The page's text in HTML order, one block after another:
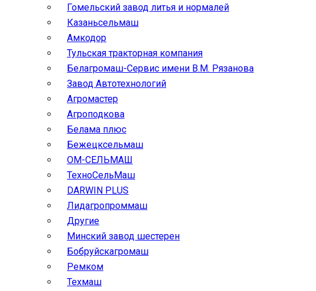
Гомельский завод литья и нормалей
Казаньсельмаш
Амкодор
Тульская тракторная компания
Белагромаш-Сервис имени В.М. Рязанова
Завод Автотехнологий
Агромастер
Агроподкова
Белама плюс
Бежецксельмаш
ОМ-СЕЛЬМАШ
ТехноСельМаш
DARWIN PLUS
Лидагропроммаш
Другие
Минский завод шестерен
Бобруйскагромаш
Ремком
Техмаш